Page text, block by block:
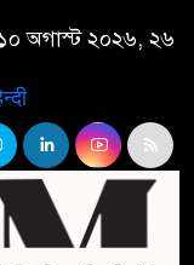
অগাস্ট ২০২৬, ২৬